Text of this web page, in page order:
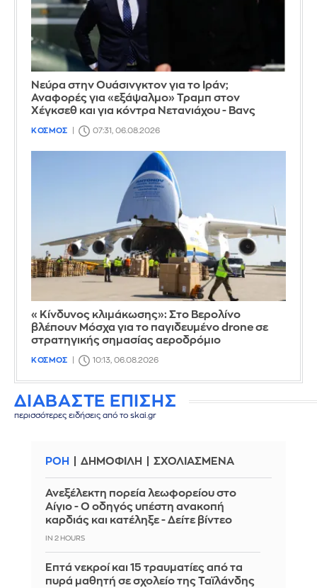
Νεύρα στην Ουάσινγκτον για το Ιράν;
Αναφορές για «εξάψαλμο» Τραμπ στον
Χέγκσεθ και για κόντρα Νετανιάχου - Βανς
ΚΟΣΜΟΣ 07:31, 06.08.2026
«Κίνδυνος κλιμάκωσης»: Στο Βερολίνο
βλέπουν Μόσχα για το παγιδευμένο drone σε
στρατηγικής σημασίας αεροδρόμιο
ΚΟΣΜΟΣ 10:13, 06.08.2026
ΔΙΑΒΑΣΤΕ ΕΠΙΣΗΣ
περισσότερες ειδήσεις από το skai.gr
ΡΟΗ ΔΗΜΟΦΙΛΗ ΣΧΟΛΙΑΣΜΕΝΑ
Ανεξέλεκτη πορεία λεωφορείου στο
Αίγιο - Ο οδηγός υπέστη ανακοπή
καρδιάς και κατέληξε - Δείτε βίντεο
IN 2 HOURS
Επτά νεκροί και 15 τραυματίες από τα
πυρά μαθητή σε σχολείο της Ταϊλάνδης